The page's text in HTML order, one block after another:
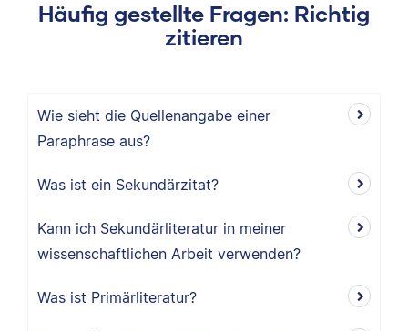
Häufig gestellte Fragen: Richtig
zitieren
Wie sieht die Quellenangabe einer
Paraphrase aus?
Was ist ein Sekundärzitat?
Kann ich Sekundärliteratur in meiner
wissenschaftlichen Arbeit verwenden?
Was ist Primärliteratur?